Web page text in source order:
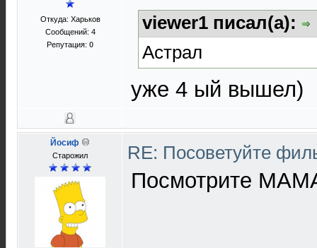
Откуда: Харьков
Сообщений: 4
Репутация: 0
viewer1 писал(а):
Астрал
уже 4 ый вышел)
Йосиф
Старожил RE: Посоветуйте
Посмотрите